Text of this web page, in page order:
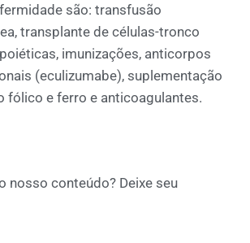
são: transfusão
transplante de células-tronco
imunizações, anticorpos
(eculizumabe), suplementação
fólico e ferro e anticoagulantes.
nosso conteúdo? Deixe seu